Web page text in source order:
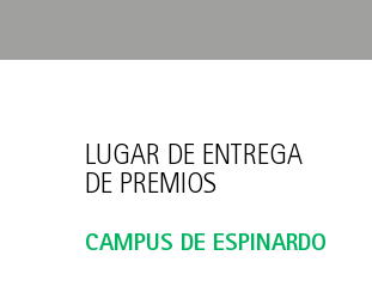
LUGAR DE ENTREGA
DE PREMIOS
CAMPUS DE ESPINARDO